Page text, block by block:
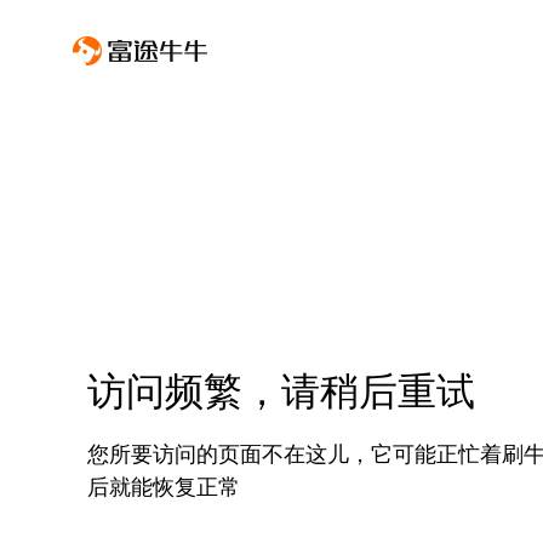
访问频繁，请稍后重试
您所要访问的页面不在这儿，它可能正忙着刷
后就能恢复正常